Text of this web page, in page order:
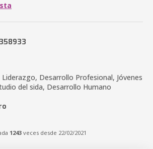
Desarrollo Profesional, Jóvenes
del sida, Desarrollo Humano
1243 veces desde 22/02/2021